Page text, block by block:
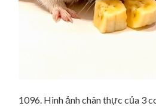
1096. Hình ảnh chân thực của 3